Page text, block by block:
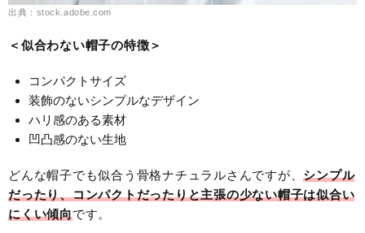
出典：stock.adobe.com
＜似合わない帽子の特徴＞
コンパクトサイズ
装飾のないシンプルなデザイン
ハリ感のある素材
凹凸感のない生地
どんな帽子でも似合う骨格ナチュラルさんですが、シンプル
だったり、コンパクトだったりと主張の少ない帽子は似合い
にくい傾向です。